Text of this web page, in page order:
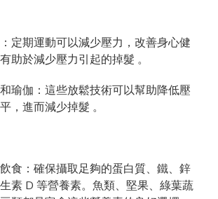
定期運動可以減少壓力，改善身心健
助於減少壓力引起的掉髮 。
瑜伽：這些放鬆技術可以幫助降低壓
，進而減少掉髮 。
食：確保攝取足夠的蛋白質、鐵、鋅
素 D 等營養素。魚類、堅果、綠葉蔬